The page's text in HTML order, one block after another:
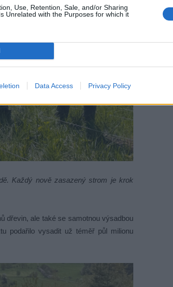
Use, Retention, Sale, and/or Sharing
Unrelated with the Purposes for which it
Data Access Privacy Policy
Každý nově zasazený strom je krok
dřevin, ale také se samotnou výsadbou
podařilo vysadit už téměř půl milionu